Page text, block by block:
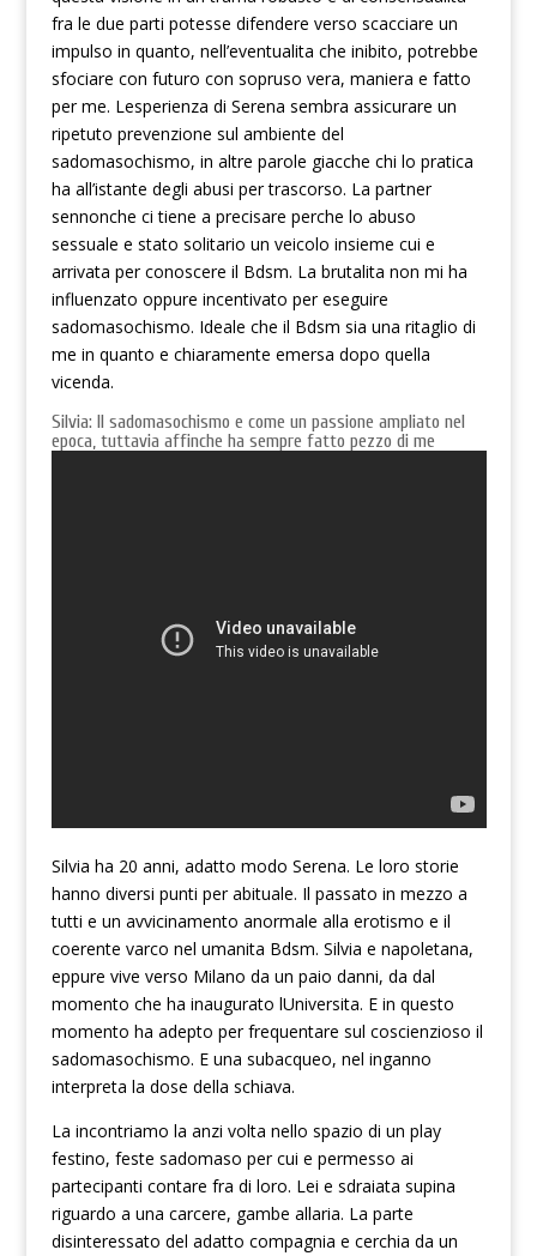
fra le due parti potesse difendere verso scacciare un
impulso in quanto, nell’eventualita che inibito, potrebbe
sfociare con futuro con sopruso vera, maniera e fatto
per me. Lesperienza di Serena sembra assicurare un
ripetuto prevenzione sul ambiente del
sadomasochismo, in altre parole giacche chi lo pratica
ha all’istante degli abusi per trascorso. La partner
sennonche ci tiene a precisare perche lo abuso
sessuale e stato solitario un veicolo insieme cui e
arrivata per conoscere il Bdsm. La brutalita non mi ha
influenzato oppure incentivato per eseguire
sadomasochismo. Ideale che il Bdsm sia una ritaglio di
me in quanto e chiaramente emersa dopo quella
vicenda.
Silvia: Il sadomasochismo e come un passione ampliato nel
epoca, tuttavia affinche ha sempre fatto pezzo di me
Silvia ha 20 anni, adatto modo Serena. Le loro storie
hanno diversi punti per abituale. Il passato in mezzo a
tutti e un avvicinamento anormale alla erotismo e il
coerente varco nel umanita Bdsm. Silvia e napoletana,
eppure vive verso Milano da un paio danni, da dal
momento che ha inaugurato lUniversita. E in questo
momento ha adepto per frequentare sul coscienzioso il
sadomasochismo. E una subacqueo, nel inganno
interpreta la dose della schiava.
La incontriamo la anzi volta nello spazio di un play
festino, feste sadomaso per cui e permesso ai
partecipanti contare fra di loro. Lei e sdraiata supina
riguardo a una carcere, gambe allaria. La parte
disinteressato del adatto compagnia e cerchia da un